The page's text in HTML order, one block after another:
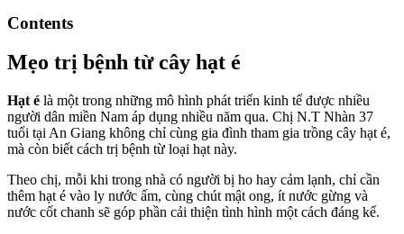
Contents
Mẹo trị bệnh từ cây hạt é
Hạt é là một trong những mô hình phát triển kinh tế được nhiều
người dân miền Nam áp dụng nhiều năm qua. Chị N.T Nhàn 37
tuổi tại An Giang không chỉ cùng gia đình tham gia trồng cây hạt é,
mà còn biết cách trị bệnh từ loại hạt này.
Theo chị, mỗi khi trong nhà có người bị ho hay cảm lạnh, chỉ cần
thêm hạt é vào ly nước ấm, cùng chút mật ong, ít nước gừng và
nước cốt chanh sẽ góp phần cải thiện tình hình một cách đáng kể.